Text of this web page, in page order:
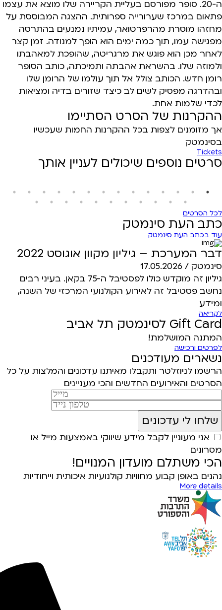
ה-20. סופר מפורסם בעליית הקריירה שלו מוצא את עצמו
פתאום במרכז שערורייה ספרותית. ההצגה המבוססת על
מחזהו מוסרת מהרפרטואר, עמיתיו נמנעים בהתרסה
מפגישה עמו, תוך כמה ימים הוא הופך למנודה. זמן קצר
לאחר מכן הוא פוגש את מרגריטה, שהופכת למאהבתו
ולמוזה שלו. בהשראת אהבתה ותמיכתה, כותב הסופר
רומן חדש. הכותב צולל אל תוך עולמו של הרומן שלו
ובהדרגה מפסיק לשים לב כיצד שזורים בדיה ומציאות
לכדי שלמות אחת.
ההקרנות של הסרט הסתיימו
אך מזומנים לצפות בכל ההקרנות החמות שעכשיו
בסינמטק
Tickets
סרטים נוספים שיכולים לעניין אותך
לכל הסרטים
כתב העת סינמטק
עוד בכתב העת סינמטק
דבר המערכת – גיליון מקוון אוגוסט 2022
סינמטק / 17.05.2026
גיליון זה מוקדש כולו לפסטיבל ה-75 בקאן. בעיני רבים
נחשב פסטיבל זה לאירוע הקולנועי המרכזי של השנה,
ומידע
לקריאה
Gift Card לסינמטק תל אביב
המתנה המושלמת!
לפרטים ורכישה
נשארים מעודכנים
הרשמו לניוזלטר ותקבלו מאיתנו עדכונים והמלצות על כל
הסרטים והאירועים החדשים והכי מעניינים
אני מעוניין לקבל מידע שיווקי באמצעות מייל או
מסרונים
הכי משתלם מועדון המנויים!
נהנים באופן קבוע מחוויות קולנועיות איכותית וייחודיות
More details